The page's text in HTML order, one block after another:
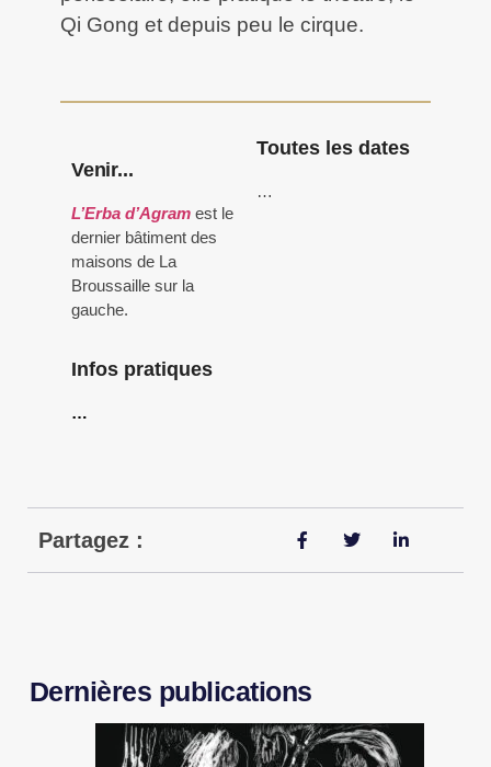
Qi Gong et depuis peu le cirque.
Venir...
L’Erba d’Agram est le
dernier bâtiment des
maisons de La
Broussaille sur la
gauche.
Toutes les dates
…
Infos pratiques
…
Partagez :
Dernières publications